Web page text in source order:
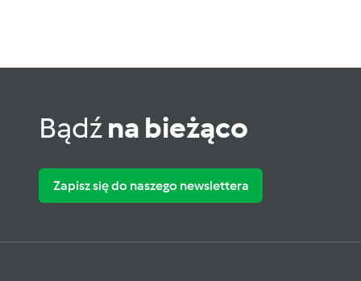
Bądźna bieżąco
Zapisz się do naszego newslettera